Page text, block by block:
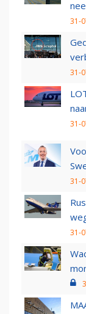
31-
31-
31-
31-
31-